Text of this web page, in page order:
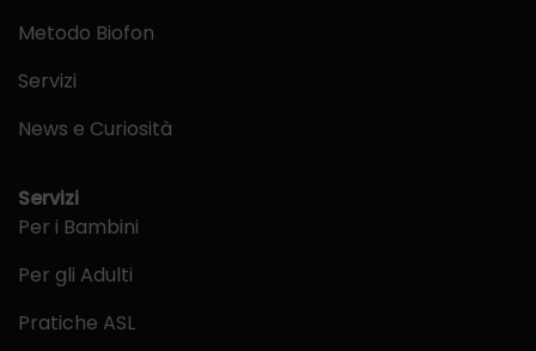
Metodo Biofon
Servizi
News e Curiosità
Servizi
Per i Bambini
Per gli Adulti
Pratiche ASL